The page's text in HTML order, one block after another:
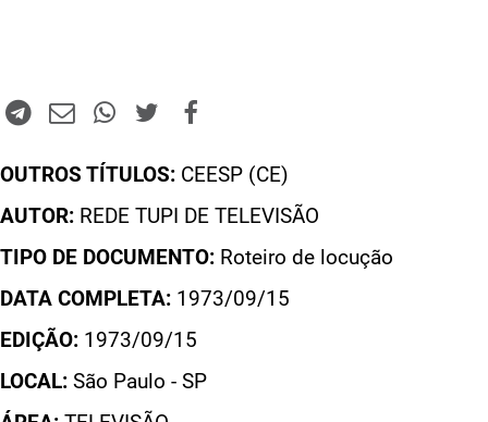
OUTROS TÍTULOS: CEESP (CE)
AUTOR: REDE TUPI DE TELEVISÃO
TIPO DE DOCUMENTO: Roteiro de locução
DATA COMPLETA: 1973/09/15
EDIÇÃO: 1973/09/15
LOCAL: São Paulo - SP